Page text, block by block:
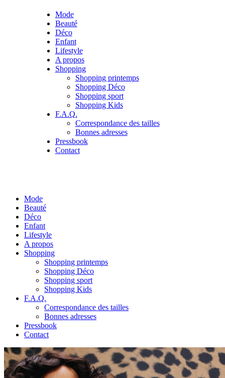
Mode
Beauté
Déco
Enfant
Lifestyle
A propos
Shopping
Shopping printemps
Shopping Déco
Shopping sport
Shopping Kids
F.A.Q.
Correspondance des tailles
Bonnes adresses
Pressbook
Contact
Mode
Beauté
Déco
Enfant
Lifestyle
A propos
Shopping
Shopping printemps
Shopping Déco
Shopping sport
Shopping Kids
F.A.Q.
Correspondance des tailles
Bonnes adresses
Pressbook
Contact